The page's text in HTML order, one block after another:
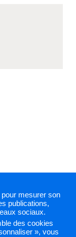
mesurer son
publications,
sociaux.
des cookies
», vous
et traceurs